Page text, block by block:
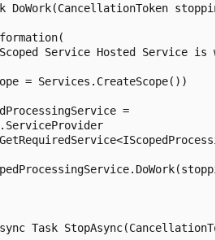
DoWork(CancellationToken
Service Hosted Service is
= Services.CreateScope())
=
Task